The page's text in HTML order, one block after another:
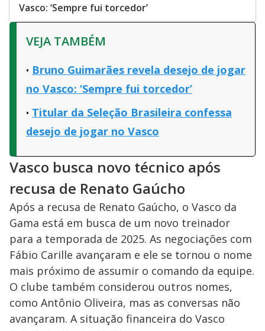
Vasco: ‘Sempre fui torcedor’
VEJA TAMBÉM
Bruno Guimarães revela desejo de jogar
no Vasco: ‘Sempre fui torcedor’
Titular da Seleção Brasileira confessa
desejo de jogar no Vasco
Vasco busca novo técnico após
recusa de Renato Gaúcho
Após a recusa de Renato Gaúcho, o Vasco da
Gama está em busca de um novo treinador
para a temporada de 2025. As negociações com
Fábio Carille avançaram e ele se tornou o nome
mais próximo de assumir o comando da equipe.
O clube também considerou outros nomes,
como Antônio Oliveira, mas as conversas não
avançaram. A situação financeira do Vasco